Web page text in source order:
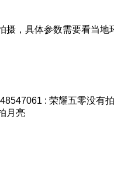
摄，具体参数需要看当地
: 荣耀五零没有拍
月亮